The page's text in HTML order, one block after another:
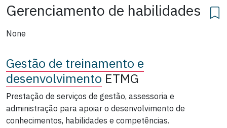
Gerenciamento de habilidades
None
Gestão de treinamento e
desenvolvimento ETMG
Prestação de serviços de gestão, assessoria e
administração para apoiar o desenvolvimento de
conhecimentos, habilidades e competências.